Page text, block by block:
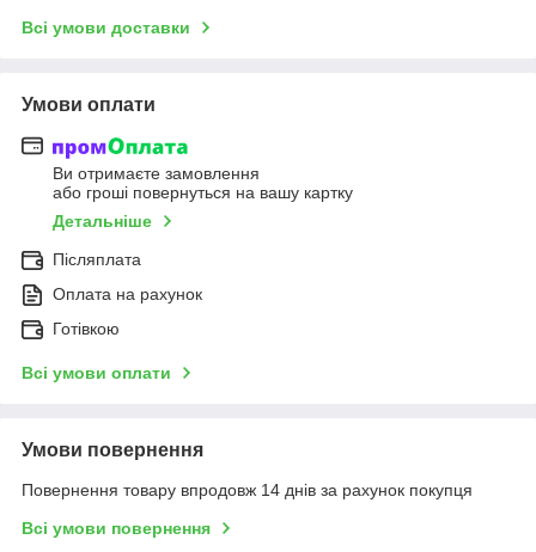
Всі умови доставки
Умови оплати
Ви отримаєте замовлення
або гроші повернуться на вашу картку
Детальніше
Післяплата
Оплата на рахунок
Готівкою
Всі умови оплати
Умови повернення
Повернення товару впродовж 14 днів за рахунок покупця
Всі умови повернення